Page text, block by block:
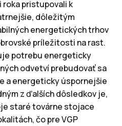
roka pristupovali k
dôležitým
energetických trhov
príležitosti na rast.
potrebu energeticky
odvetví prebudovať sa
a energeticky úspornejšie
z ďalších dôsledkov je,
staré továrne stojace
čo pre VGP